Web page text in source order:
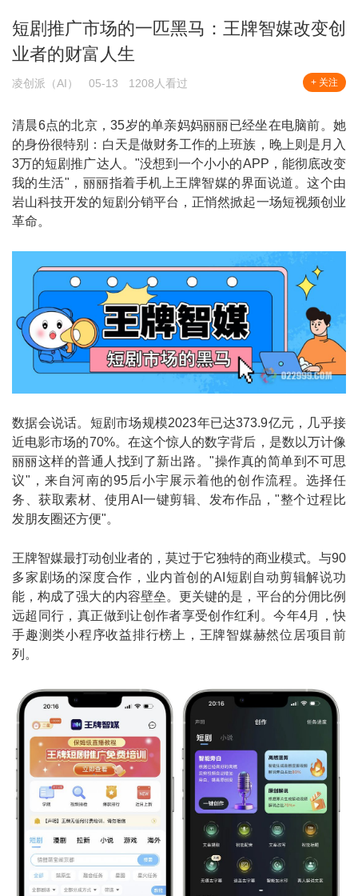
短剧推广市场的一匹黑马：王牌智媒改变创
业者的财富人生
凌创派（AI） 05-13 1208人看过 + 关注
清晨6点的北京，35岁的单亲妈妈丽丽已经坐在电脑前。她
的身份很特别：白天是做财务工作的上班族，晚上则是月入
3万的短剧推广达人。"没想到一个小小的APP，能彻底改变
我的生活"，丽丽指着手机上王牌智媒的界面说道。这个由
岩山科技开发的短剧分销平台，正悄然掀起一场短视频创业
革命。
数据会说话。短剧市场规模2023年已达373.9亿元，几乎接
近电影市场的70%。在这个惊人的数字背后，是数以万计像
丽丽这样的普通人找到了新出路。"操作真的简单到不可思
议"，来自河南的95后小宇展示着他的创作流程。选择任
务、获取素材、使用AI一键剪辑、发布作品，"整个过程比
发朋友圈还方便"。
王牌智媒最打动创业者的，莫过于它独特的商业模式。与90
多家剧场的深度合作，业内首创的AI短剧自动剪辑解说功
能，构成了强大的内容壁垒。更关键的是，平台的分佣比例
远超同行，真正做到让创作者享受创作红利。今年4月，快
手趣测类小程序收益排行榜上，王牌智媒赫然位居项目前
列。